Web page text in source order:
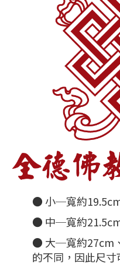
● 小─寬約
● 中─寬約
● 大─寬約27cm
的不同，因此尺